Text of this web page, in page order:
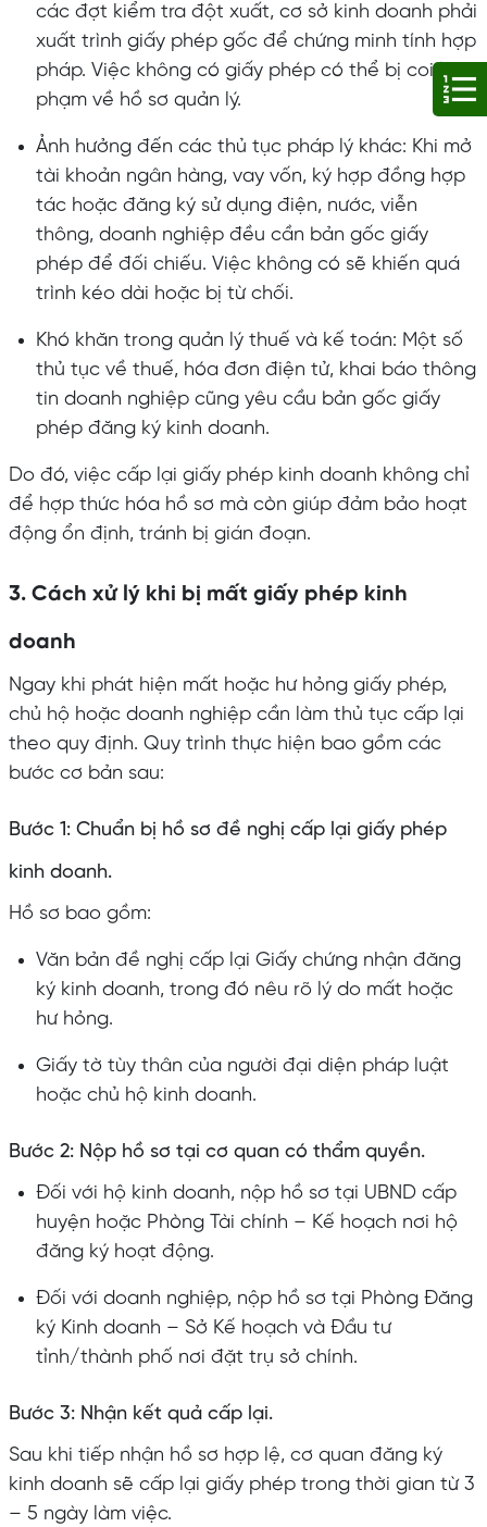
các đợt kiểm tra đột xuất, cơ sở kinh doanh phải
xuất trình giấy phép gốc để chứng minh tính hợp
pháp. Việc không có giấy phép có thể bị coi là vi
phạm về hồ sơ quản lý.
Ảnh hưởng đến các thủ tục pháp lý khác: Khi mở
tài khoản ngân hàng, vay vốn, ký hợp đồng hợp
tác hoặc đăng ký sử dụng điện, nước, viễn
thông, doanh nghiệp đều cần bản gốc giấy
phép để đối chiếu. Việc không có sẽ khiến quá
trình kéo dài hoặc bị từ chối.
Khó khăn trong quản lý thuế và kế toán: Một số
thủ tục về thuế, hóa đơn điện tử, khai báo thông
tin doanh nghiệp cũng yêu cầu bản gốc giấy
phép đăng ký kinh doanh.
Do đó, việc cấp lại giấy phép kinh doanh không chỉ
để hợp thức hóa hồ sơ mà còn giúp đảm bảo hoạt
động ổn định, tránh bị gián đoạn.
3. Cách xử lý khi bị mất giấy phép kinh
doanh
Ngay khi phát hiện mất hoặc hư hỏng giấy phép,
chủ hộ hoặc doanh nghiệp cần làm thủ tục cấp lại
theo quy định. Quy trình thực hiện bao gồm các
bước cơ bản sau:
Bước 1: Chuẩn bị hồ sơ đề nghị cấp lại giấy phép
kinh doanh.
Hồ sơ bao gồm:
Văn bản đề nghị cấp lại Giấy chứng nhận đăng
ký kinh doanh, trong đó nêu rõ lý do mất hoặc
hư hỏng.
Giấy tờ tùy thân của người đại diện pháp luật
hoặc chủ hộ kinh doanh.
Bước 2: Nộp hồ sơ tại cơ quan có thẩm quyền.
Đối với hộ kinh doanh, nộp hồ sơ tại UBND cấp
huyện hoặc Phòng Tài chính – Kế hoạch nơi hộ
đăng ký hoạt động.
Đối với doanh nghiệp, nộp hồ sơ tại Phòng Đăng
ký Kinh doanh – Sở Kế hoạch và Đầu tư
tỉnh/thành phố nơi đặt trụ sở chính.
Bước 3: Nhận kết quả cấp lại.
Sau khi tiếp nhận hồ sơ hợp lệ, cơ quan đăng ký
kinh doanh sẽ cấp lại giấy phép trong thời gian từ 3
– 5 ngày làm việc.